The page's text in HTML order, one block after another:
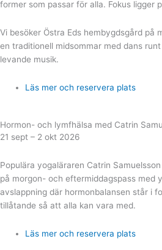
former som passar för alla. Fokus ligger
Vi besöker Östra Eds hembygdsgård på
en traditionell midsommar med dans
levande musik.
Läs mer och reservera plats
Hormon- och lymfhälsa med Catrin
21 sept – 2 okt 2026
Populära yogaläraren Catrin
på morgon- och eftermiddagspass med
avslappning där hormonbalansen står i
tillåtande så att alla kan vara med.
Läs mer och reservera plats